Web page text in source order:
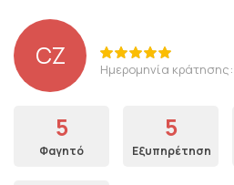
CZ Ημερομηνία
5
Φαγητό
5
Εξυπηρέτηση